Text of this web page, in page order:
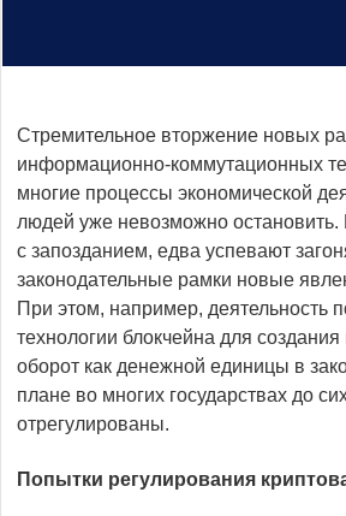
Стремительное вторжение новых
информационно-коммутационных
многие процессы экономической
людей уже невозможно остановить.
с запозданием, едва успевают
законодательные рамки новые
При этом, например, деятельность
технологии блокчейна для
оборот как денежной единицы в
плане во многих государствах до
отрегулированы.
Попытки регулирования